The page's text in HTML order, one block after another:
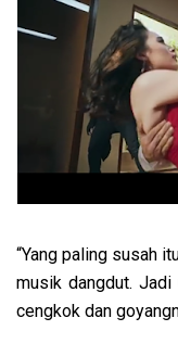
“Yang paling susah
musik dangdut. Jadi
cengkok dan